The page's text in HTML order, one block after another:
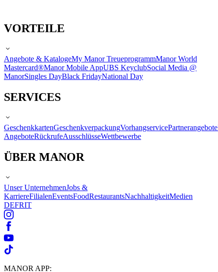
VORTEILE
Angebote & KatalogeMy Manor TreueprogrammManor World
Mastercard®Manor Mobile AppUBS KeyclubSocial Media @
ManorSingles DayBlack FridayNational Day
SERVICES
GeschenkkartenGeschenkverpackungVorhangservicePartnerangebote
AngeboteRückrufeAusschlüsseWettbewerbe
ÜBER MANOR
Unser UnternehmenJobs &
KarriereFilialenEventsFoodRestaurantsNachhaltigkeitMedien
DEFRIT
MANOR APP: